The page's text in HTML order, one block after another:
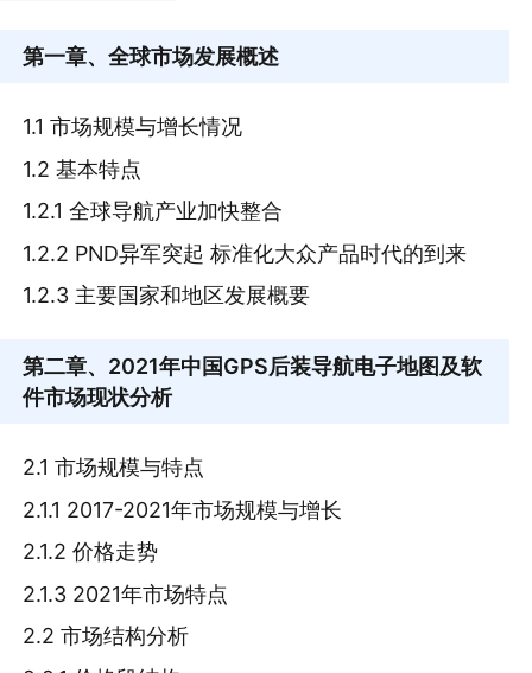
第一章、全球市场发展概述
1.1 市场规模与增长情况
1.2 基本特点
1.2.1 全球导航产业加快整合
1.2.2 PND异军突起 标准化大众产品时代的到来
1.2.3 主要国家和地区发展概要
第二章、2021年中国GPS后装导航电子地图及软
件市场现状分析
2.1 市场规模与特点
2.1.1 2017-2021年市场规模与增长
2.1.2 价格走势
2.1.3 2021年市场特点
2.2 市场结构分析